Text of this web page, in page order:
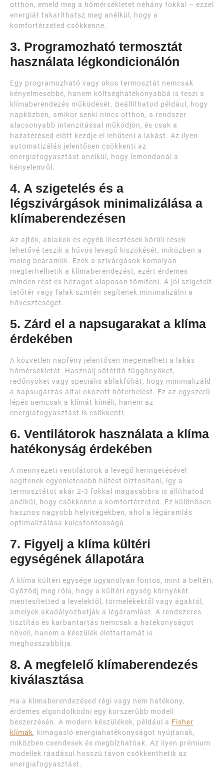
otthon, emeld meg a hőmérsékletet néhány fokkal – ezzel
energiát takaríthatsz meg anélkül, hogy a
komfortérzeted csökkenne.
3. Programozható termosztát
használata légkondicionálón
Egy programozható vagy okos termosztát nemcsak
kényelmesebbé, hanem költséghatékonyabbá is teszi a
klímaberendezés működését. Beállíthatod például, hogy
napközben, amikor senki nincs otthon, a rendszer
alacsonyabb intenzitással működjön, és csak a
hazatérésed előtt kezdje el lehűteni a lakást. Az ilyen
automatizálás jelentősen csökkenti az
energiafogyasztást anélkül, hogy lemondanál a
kényelemről.
4. A szigetelés és a
légszivárgások minimalizálása a
klímaberendezésen
Az ajtók, ablakok és egyéb illesztések körüli rések
lehetővé teszik a hűvös levegő kiszökését, miközben a
meleg beáramlik. Ezek a szivárgások komolyan
megterhelhetik a klímaberendezést, ezért érdemes
minden rést és hézagot alaposan tömíteni. A jól szigetelt
tetőtér vagy falak szintén segítenek minimalizálni a
hőveszteséget.
5. Zárd el a napsugarakat a klíma
érdekében
A közvetlen napfény jelentősen megemelheti a lakás
hőmérsékletét. Használj sötétítő függönyöket,
redőnyöket vagy speciális ablakfóliát, hogy minimalizáld
a napsugárzás által okozott hőterhelést. Ez az egyszerű
lépés nemcsak a klímát kíméli, hanem az
energiafogyasztást is csökkenti.
6. Ventilátorok használata a klíma
hatékonyság érdekében
A mennyezeti ventilátorok a levegő keringetésével
segítenek egyenletesebb hűtést biztosítani, így a
termosztátot akár 2-3 fokkal magasabbra is állíthatod
anélkül, hogy csökkenne a komfortérzeted. Ez különösen
hasznos nagyobb helyiségekben, ahol a légáramlás
optimalizálása kulcsfontosságú.
7. Figyelj a klíma kültéri
egységének állapotára
A klíma kültéri egysége ugyanolyan fontos, mint a beltéri.
Győződj meg róla, hogy a kültéri egység környékét
mentesítetted a levelektől, törmelékektől vagy ágaktól,
amelyek akadályozhatják a légáramlást. A rendszeres
tisztítás és karbantartás nemcsak a hatékonyságot
növeli, hanem a készülék élettartamát is
meghosszabbítja.
8. A megfelelő klímaberendezés
kiválasztása
Ha a klímaberendezésed régi vagy nem hatékony,
érdemes elgondolkodni egy korszerűbb modell
beszerzésén. A modern készülékek, például a Fisher
klímák, kimagasló energiahatékonyságot nyújtanak,
miközben csendesek és megbízhatóak. Az ilyen prémium
modellek ráadásul hosszú távon csökkenthetik az
energiafogyasztást.